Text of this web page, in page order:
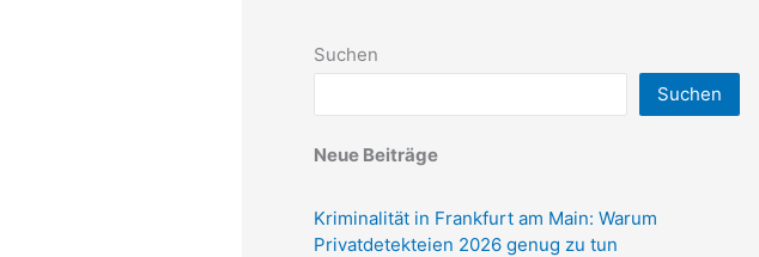
Suchen
Suchen
Neue Beiträge
Kriminalität in Frankfurt am Main: Warum
Privatdetekteien 2026 genug zu tun